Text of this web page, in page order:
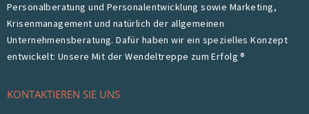
Personalberatung und Personalentwicklung sowie Marketing,
Krisenmanagement und natürlich der allgemeinen
Unternehmensberatung. Dafür haben wir ein spezielles Konzept
entwickelt: Unsere Mit der Wendeltreppe zum Erfolg ®
KONTAKTIEREN SIE UNS